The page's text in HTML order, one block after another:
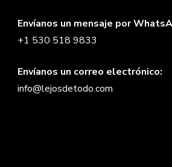
Envíanos un mensaje por
+1 530 518 9833
Envíanos un correo electrónico:
info@lejosdetodo.com